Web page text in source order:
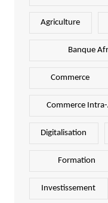
Agriculture
Banque
Commerce
Commerce
Digitalisation
Formation
Investissement